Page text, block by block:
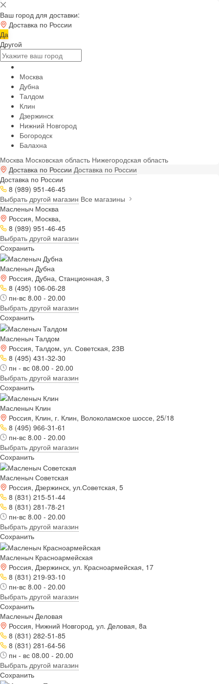
Ваш город для доставки:
Доставка по России
Да
Другой
Москва
Дубна
Талдом
Клин
Дзержинск
Нижний Новгород
Богородск
Балахна
Москва Московская область Нижегородская область
Доставка по России Доставка по России
Доставка по России
8 (989) 951-46-45
Выбрать другой магазин Все магазины
Масленыч Москва
Россия, Москва,
8 (989) 951-46-45
Выбрать другой магазин
Сохранить
Масленыч Дубна
Россия, Дубна, Станционная, 3
8 (495) 106-06-28
пн-вс 8.00 - 20.00
Выбрать другой магазин
Сохранить
Масленыч Талдом
Россия, Талдом, ул. Советская, 23В
8 (495) 431-32-30
пн - вс 08.00 - 20.00
Выбрать другой магазин
Сохранить
Масленыч Клин
Россия, Клин, г. Клин, Волоколамское шоссе, 25/18
8 (495) 966-31-61
пн-вс 8.00 - 20.00
Выбрать другой магазин
Сохранить
Масленыч Советская
Россия, Дзержинск, ул.Советская, 5
8 (831) 215-51-44
8 (831) 281-78-21
пн-вс 8.00 - 20.00
Выбрать другой магазин
Сохранить
Масленыч Красноармейская
Россия, Дзержинск, ул. Красноармейская, 17
8 (831) 219-93-10
пн-вс 8.00 - 20.00
Выбрать другой магазин
Сохранить
Масленыч Деловая
Россия, Нижний Новгород, ул. Деловая, 8а
8 (831) 282-51-85
8 (831) 281-64-56
пн - вс 08.00 - 20.00
Выбрать другой магазин
Сохранить